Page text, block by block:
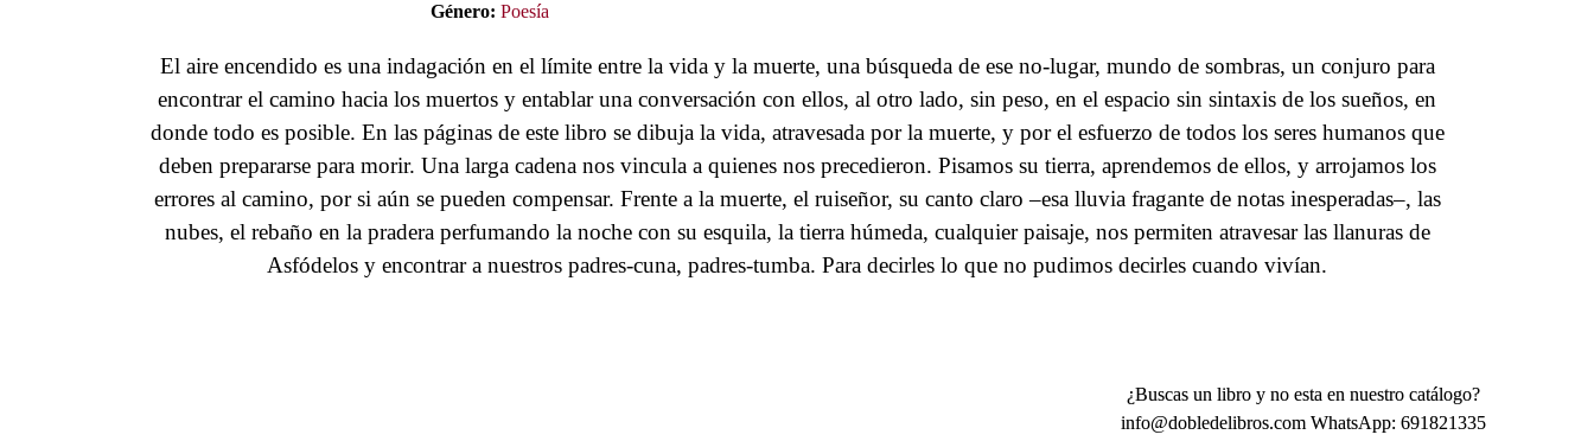
Género: Poesía
El aire encendido es una indagación en el límite entre la vida y la muerte, una búsqueda de ese no-lugar, mundo de sombras, un conjuro para
encontrar el camino hacia los muertos y entablar una conversación con ellos, al otro lado, sin peso, en el espacio sin sintaxis de los sueños, en
donde todo es posible. En las páginas de este libro se dibuja la vida, atravesada por la muerte, y por el esfuerzo de todos los seres humanos que
deben prepararse para morir. Una larga cadena nos vincula a quienes nos precedieron. Pisamos su tierra, aprendemos de ellos, y arrojamos los
errores al camino, por si aún se pueden compensar. Frente a la muerte, el ruiseñor, su canto claro –esa lluvia fragante de notas inesperadas–, las
nubes, el rebaño en la pradera perfumando la noche con su esquila, la tierra húmeda, cualquier paisaje, nos permiten atravesar las llanuras de
Asfódelos y encontrar a nuestros padres-cuna, padres-tumba. Para decirles lo que no pudimos decirles cuando vivían.
¿Buscas un libro y no esta en nuestro catálogo?
info@dobledelibros.com WhatsApp: 691821335